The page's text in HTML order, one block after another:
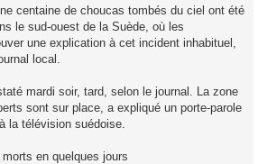
centaine de choucas tombés du ciel ont été
le sud-ouest de la Suède, où les
une explication à cet incident inhabituel,
local.
mardi soir, tard, selon le journal. La zone
sont sur place, a expliqué un porte-parole
la télévision suédoise.
en quelques jours